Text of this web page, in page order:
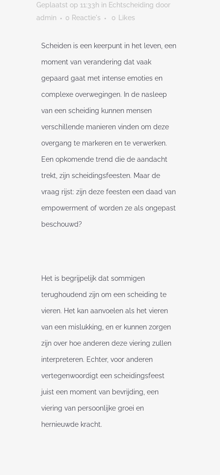
Geplaatst op 11:33h in Echtscheiding door
admin
0 Reactie's 0 Likes
Scheiden is een keerpunt in het leven, een
moment van verandering dat vaak
gepaard gaat met intense emoties en
complexe overwegingen. In de nasleep
van een scheiding kunnen mensen
verschillende manieren vinden om deze
overgang te markeren en te verwerken.
Een opkomende trend die de aandacht
trekt, zijn scheidingsfeesten. Maar de
vraag rijst: zijn deze feesten een daad van
empowerment of worden ze als ongepast
beschouwd?
Het is begrijpelijk dat sommigen
terughoudend zijn om een scheiding te
vieren. Het kan aanvoelen als het vieren
van een mislukking, en er kunnen zorgen
zijn over hoe anderen deze viering zullen
interpreteren. Echter, voor anderen
vertegenwoordigt een scheidingsfeest
juist een moment van bevrijding, een
viering van persoonlijke groei en
hernieuwde kracht.